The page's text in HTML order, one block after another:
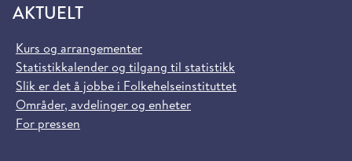
AKTUELT
Kurs og arrangementer
Statistikkalender og tilgang til statistikk
Slik er det å jobbe i Folkehelseinstituttet
Områder, avdelinger og enheter
For pressen